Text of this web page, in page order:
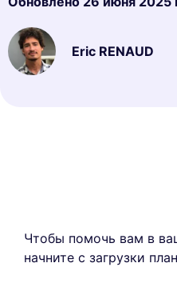
Eric RENAUD
Чтобы помочь вам в
начните с загрузки